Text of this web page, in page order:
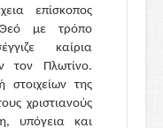
επίσκοπος
με τρόπο
καίρια
τον Πλωτίνο.
της
χριστιανούς
υπόγεια και